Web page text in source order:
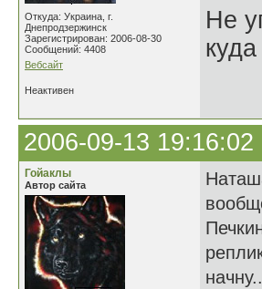
Откуда: Украина, г.
Днепродзержинск
Зарегистрирован: 2006-08-30
Сообщений: 4408
Вебсайт
Не
Неактивен
2006-09-13 19:16:02
Гойаклы
Автор сайта